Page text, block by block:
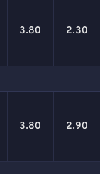
3.80 2.30
3.80 2.90